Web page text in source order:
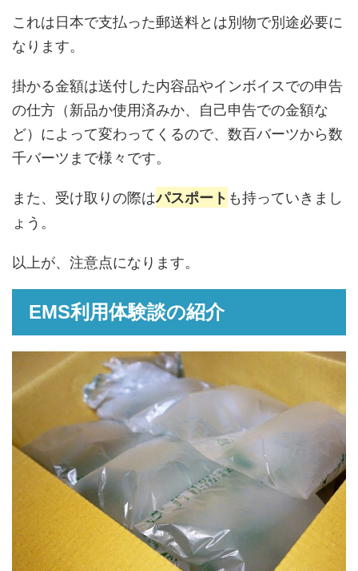
これは日本で支払った郵送料とは別物で別途必要に
なります。
掛かる金額は送付した内容品やインボイスでの申告
の仕方（新品か使用済みか、自己申告での金額な
ど）によって変わってくるので、数百バーツから数
千バーツまで様々です。
また、受け取りの際はパスポート も持っていきまし
ょう。
以上が、注意点になります。
EMS利用体験談の紹介